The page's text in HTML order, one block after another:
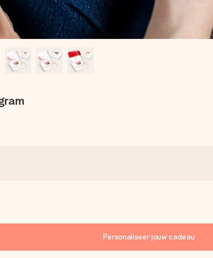
Personaliseer jouw cadeau